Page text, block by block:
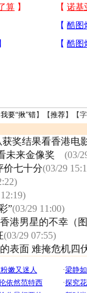
我要“揪”错】【推荐】【
奖结果看香港电
未来金像奖 (03/
价七十分(03/29
”(03/29 11:00)
港男星的不幸（
(03/29 07:55)
表面 难掩危机四